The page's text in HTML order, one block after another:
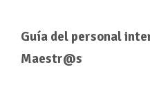
Guía del personal
Maestr@s